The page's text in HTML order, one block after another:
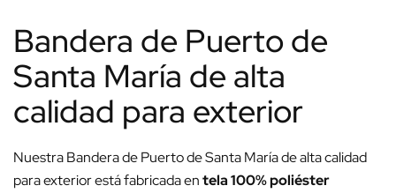
Bandera de Puerto de
Santa María de alta
calidad para exterior
Nuestra Bandera de Puerto de Santa María de alta calidad
para exterior está fabricada entela 100% poliéster